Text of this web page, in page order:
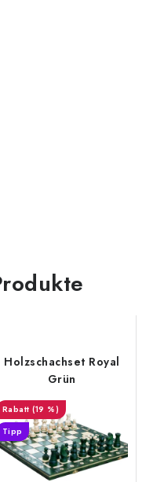
Holzschachset Royal
Grün
(19 %)
Tipp